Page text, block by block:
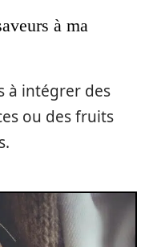
à ma
à intégrer des
ou des fruits